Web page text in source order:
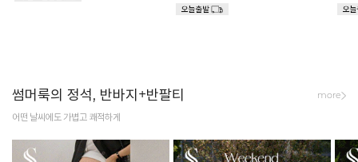
썸머룩의 정석, 반바지+반팔티
어떤 날씨에도 가볍고 쾌적하게
more